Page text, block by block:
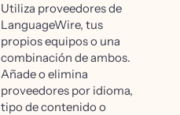
Utiliza proveedores de
LanguageWire, tus
propios equipos o una
combinación de ambos.
Añade o elimina
proveedores por idioma,
tipo de contenido o